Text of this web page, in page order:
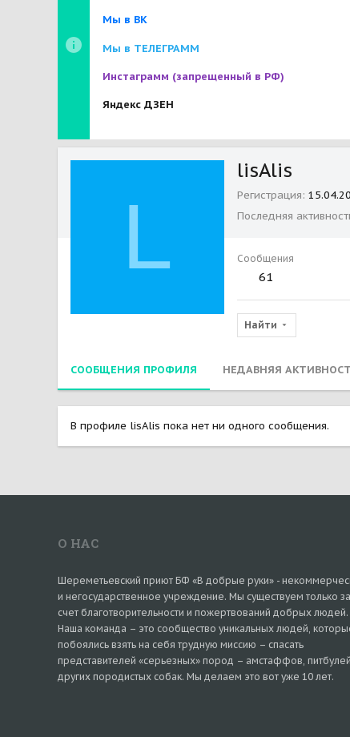
Мы в ВК
Мы в ТЕЛЕГРАММ
Инстаграмм (запрещенный в РФ)
Яндекс ДЗЕН
L
lisAlis
Регистрация
Последняя
Сообщения
61
Найти
СООБЩЕНИЯ ПРОФИЛЯ НЕДАВНЯЯ
В профиле lisAlis пока нет ни одного сообщения.
О НАС
Шереметьевский приют БФ «В добрые руки» -
и негосударственное учреждение. Мы существуем только за
счет благотворительности и пожертвований добрых людей.
Наша команда – это сообщество уникальных людей,
побоялись взять на себя трудную миссию – спасать
представителей «серьезных» пород – амстаффов,
других породистых собак. Мы делаем это вот уже 10 лет.